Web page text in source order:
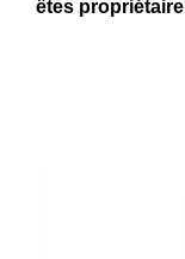
êtes propriétaire